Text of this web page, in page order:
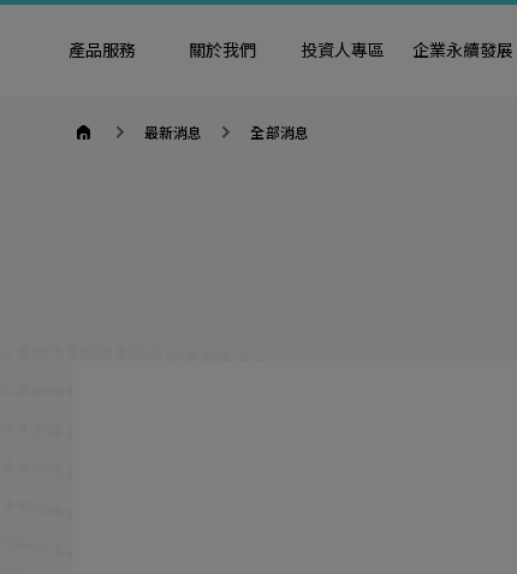
產品服務 關於我們 投資人專區 企業永續發展
最新消息 全部消息